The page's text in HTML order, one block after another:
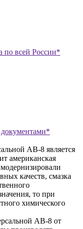
по всей России*
документами*
АВ-8 является
американская
качеств, смазка
то при
химического
АВ-8 от